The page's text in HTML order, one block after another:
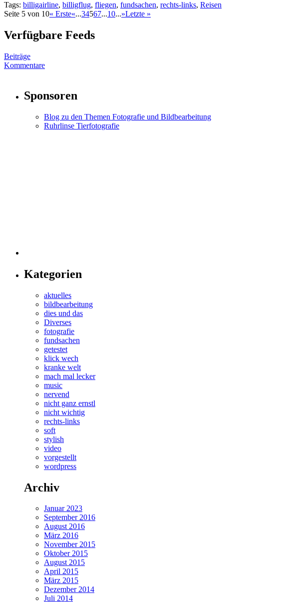
Tags: billigairline, billigflug, fliegen, fundsachen, rechts-links, Reisen
Seite 5 von 10« Erste«...34567...10...»Letzte »
Verfügbare Feeds
Beiträge
Kommentare
Sponsoren
Blog zu den Themen Fotografie und Bildbearbeitung
Ruhrlinse Tierfotografie
Kategorien
aktuelles
bildbearbeitung
dies und das
Diverses
fotografie
fundsachen
getestet
klick wech
kranke welt
mach mal lecker
music
nervend
nicht ganz ernstl
nicht wichtig
rechts-links
soft
stylish
video
vorgestellt
wordpress
Archiv
Januar 2023
September 2016
August 2016
März 2016
November 2015
Oktober 2015
August 2015
April 2015
März 2015
Dezember 2014
Juli 2014